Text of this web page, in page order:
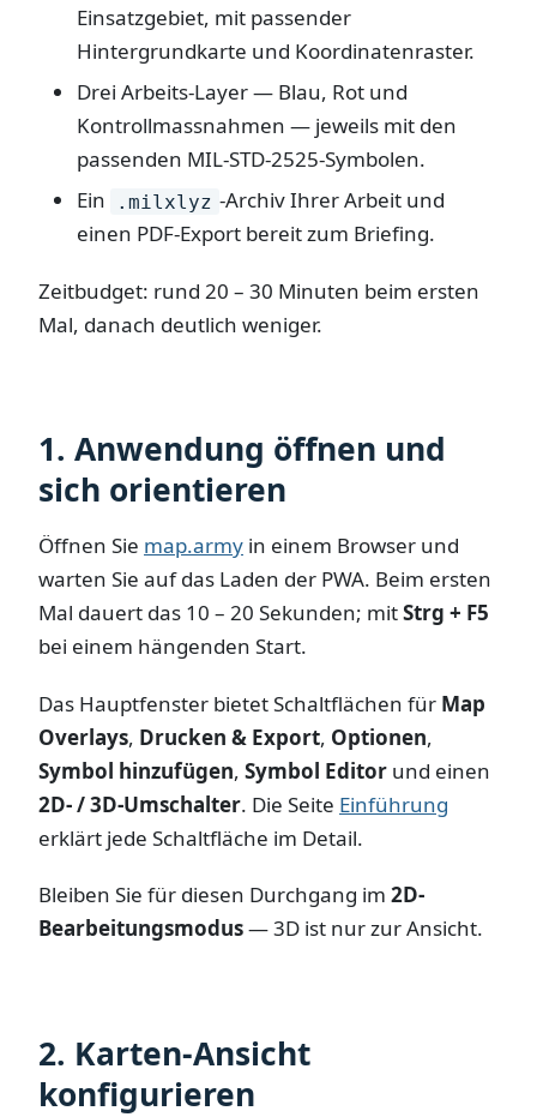
Einsatzgebiet, mit passender
Hintergrundkarte und Koordinatenraster.
Drei Arbeits-Layer — Blau, Rot und
Kontrollmassnahmen — jeweils mit den
passenden MIL-STD-2525-Symbolen.
Ein
.milxlyz -Archiv Ihrer Arbeit und
einen PDF-Export bereit zum Briefing.
Zeitbudget: rund 20 – 30 Minuten beim ersten
Mal, danach deutlich weniger.
1. Anwendung öffnen und
sich orientieren
Öffnen Sie map.army in einem Browser und
warten Sie auf das Laden der PWA. Beim ersten
Mal dauert das 10 – 20 Sekunden; mitStrg + F5
bei einem hängenden Start.
Das Hauptfenster bietet Schaltflächen für Map
Overlays, Drucken & Export, Optionen,
Symbol hinzufügen, Symbol Editor und einen
2D- / 3D-Umschalter. Die Seite Einführung
erklärt jede Schaltfläche im Detail.
Bleiben Sie für diesen Durchgang im 2D-
Bearbeitungsmodus— 3D ist nur zur Ansicht.
2. Karten-Ansicht
konfigurieren